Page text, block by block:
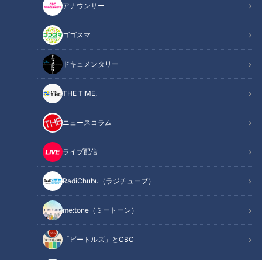
アナウンサー
ゴゴスマ
ドキュメンタリー
THE TIME,
ニュースコラム
ライブ配信
RadiChubu（ラジチューブ）
me:tone（ミートーン）
「ビートルズ」とCBC
CBCテレビ『ゴゴスマ』
『ゴゴスマ』毎週月曜日に、各地のご当地グルメを紹介するコ